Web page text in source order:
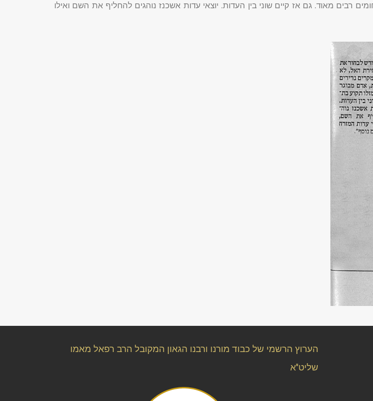
רבים מאוד. גם אז קיים שוני בין העדות. יוצאי עדות אשכנז נוהגים להחליף את השם ואילו
הערוץ הרשמי של כבוד מורנו ורבנו הגאון המקובל הרב רפאל מאמו
שליט"א